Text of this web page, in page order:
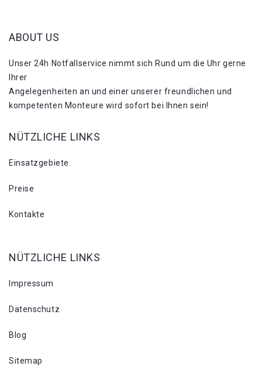
ABOUT US
Unser 24h Notfallservice nimmt sich Rund um die Uhr gerne
Ihrer
Angelegenheiten an und einer unserer freundlichen und
kompetenten Monteure wird sofort bei Ihnen sein!
NÜTZLICHE LINKS
Einsatzgebiete
Preise
Kontakte
NÜTZLICHE LINKS
Impressum
Datenschutz
Blog
Sitemap